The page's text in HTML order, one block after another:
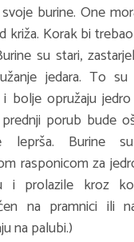
burine. One
križa. Korak bi
su stari,
jedara. To
bolje opružaju
porub bude
Burine su
rasponicom za
i prolazile kroz
na pramnici ili
na palubi.)